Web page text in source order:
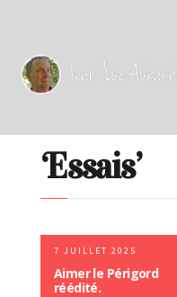
‘Essais’
7 JUILLET 2025
Aimer le Périgord
réédité.